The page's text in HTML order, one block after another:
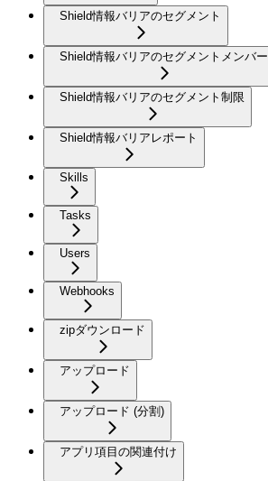
Shield情報バリアのセグメント
Shield情報バリアのセグメントメンバー
Shield情報バリアのセグメント制限
Shield情報バリアレポート
Skills
Tasks
Users
Webhooks
zipダウンロード
アップロード
アップロード (分割)
アプリ項目の関連付け